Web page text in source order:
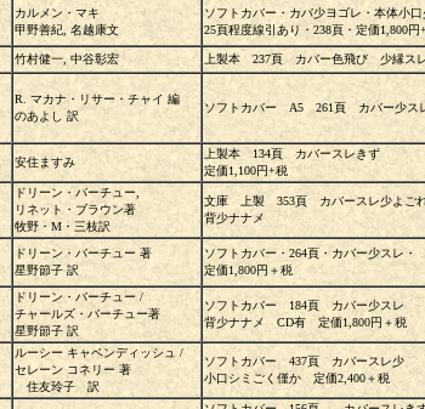
カルメン・マキ
甲野善紀, 名越康文
ソフトカバー・カバ少ヨゴレ・本体小口
25頁程度線引あり・238頁・定価1,800円
竹村健一, 中谷彰宏 上製本 237頁 カバー色飛び 少縁ス
R. マカナ・リサー・チャイ 編
のあよし 訳
ソフトカバー A5 261頁 カバー少ス
安住ますみ
上製本 134頁 カバースレきず
定価1,100円+税
ドリーン・バーチュー,
リネット・ブラウン著
牧野・M・三枝訳
文庫 上製 353頁 カバースレ少よご
背少ナナメ
ドリーン・バーチュー 著
星野節子 訳
ソフトカバー・264頁・カバー少スレ・
定価1,800円＋税
ドリーン・バーチュー /
チャールズ・バーチュー著
星野節子 訳
ソフトカバー 184頁 カバー少スレ
背少ナナメ CD有 定価1,800円＋税
ルーシー キャベンディッシュ /
セレーン コネリー 著
住友玲子 訳
ソフトカバー 437頁 カバースレ少
小口シミごく僅か 定価2,400＋税